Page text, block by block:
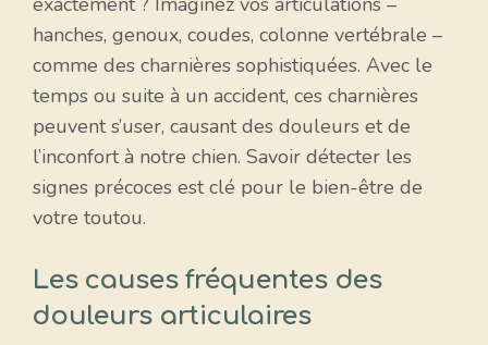
hanches, genoux, coudes, colonne vertébrale –
comme des charnières sophistiquées. Avec le
temps ou suite à un accident, ces charnières
peuvent s’user, causant des douleurs et de
l’inconfort à notre chien. Savoir détecter les
signes précoces est clé pour le bien-être de
votre toutou.
Les causes fréquentes des
douleurs articulaires